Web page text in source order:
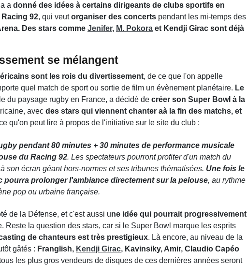
a donné des idées à certains dirigeants de clubs sportifs en
92, qui veutorganiser des concerts pendant les mi-temps des
Des stars comme Jenifer, M. Pokora et Kendji Girac sont déjà
se mélangent
sont les rois du divertissement, de ce que l'on appelle
quel match de sport ou sortie de film un évènement planétaire. Le
du paysage rugby en France, a décidé de créer son Super Bowl à la
avec des stars qui viennent chanter aà la fin des matchs, et
qu'on peut lire à propos de l'initiative sur le site du club :
pendant 80 minutes + 30 minutes de performance musicale
du Racing 92. Les spectateurs pourront profiter d'un match du
son écran géant hors-normes et ses tribunes thématisées. Une fois le
pourra prolonger l'ambiance directement sur la pelouse, au rythme
pop ou urbaine française.
de la Défense, et c'est aussi une idée qui pourrait progressivement
Reste la question des stars, car si le Super Bowl marque les esprits
de chanteurs est très prestigieux. Là encore, au niveau de la
gâtés : Franglish, Kendji Girac, Kavinsiky, Amir, Claudio Capéo
les plus gros vendeurs de disques de ces dernières années seront